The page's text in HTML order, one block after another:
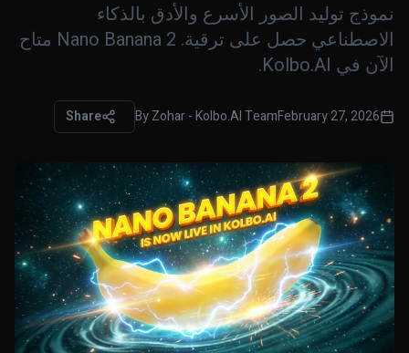
نموذج توليد الصور الأسرع والأدق بالذكاء
الاصطناعي حصل على ترقية. Nano Banana 2 متاح
الآن في Kolbo.AI.
February 27, 2026
ByZohar - Kolbo.AI Team
Share